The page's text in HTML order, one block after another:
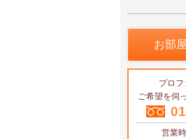
まない
申込無し
のみ表示お部
プロ
ご希望を伺
営業